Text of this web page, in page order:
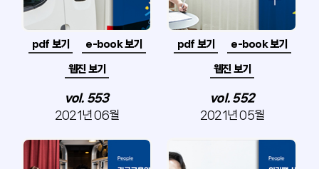
pdf 보기 e-book 보기
웹진 보기
vol. 553
2021년 06월
pdf 보기 e-book 보기
웹진 보기
vol. 552
2021년 05월